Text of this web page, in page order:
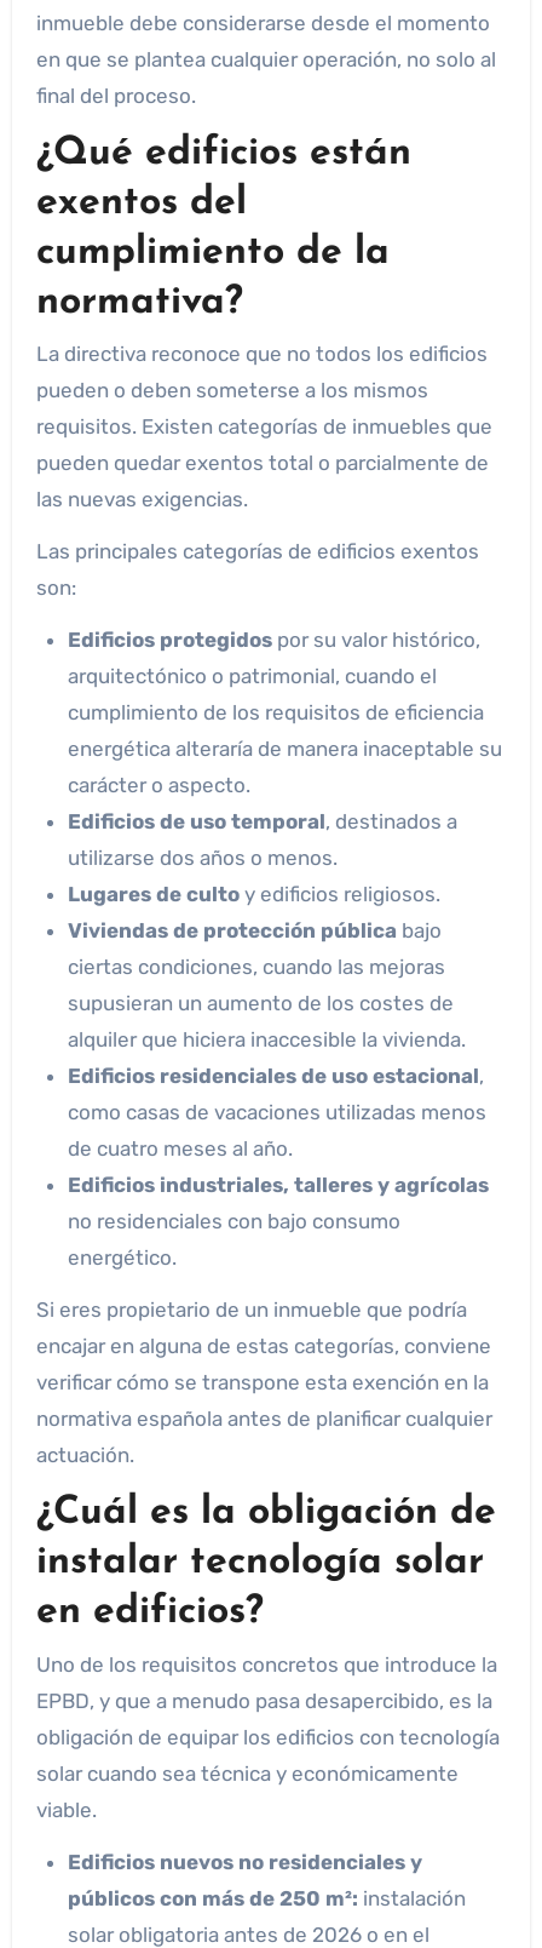
inmueble debe considerarse desde el momento
en que se plantea cualquier operación, no solo al
final del proceso.
¿Qué edificios están
exentos del
cumplimiento de la
normativa?
La directiva reconoce que no todos los edificios
pueden o deben someterse a los mismos
requisitos. Existen categorías de inmuebles que
pueden quedar exentos total o parcialmente de
las nuevas exigencias.
Las principales categorías de edificios exentos
son:
Edificios protegidospor su valor histórico,
arquitectónico o patrimonial, cuando el
cumplimiento de los requisitos de eficiencia
energética alteraría de manera inaceptable su
carácter o aspecto.
Edificios de uso temporal, destinados a
utilizarse dos años o menos.
Lugares de cultoy edificios religiosos.
Viviendas de protección pública bajo
ciertas condiciones, cuando las mejoras
supusieran un aumento de los costes de
alquiler que hiciera inaccesible la vivienda.
Edificios residenciales de uso estacional,
como casas de vacaciones utilizadas menos
de cuatro meses al año.
Edificios industriales, talleres y agrícolas
no residenciales con bajo consumo
energético.
Si eres propietario de un inmueble que podría
encajar en alguna de estas categorías, conviene
verificar cómo se transpone esta exención en la
normativa española antes de planificar cualquier
actuación.
¿Cuál es la obligación de
instalar tecnología solar
en edificios?
Uno de los requisitos concretos que introduce la
EPBD, y que a menudo pasa desapercibido, es la
obligación de equipar los edificios con tecnología
solar cuando sea técnica y económicamente
viable.
Edificios nuevos no residenciales y
públicos con más de 250 m²: instalación
solar obligatoria antes de 2026 o en el